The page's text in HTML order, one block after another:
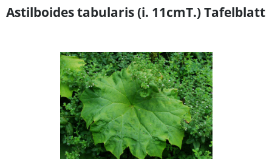
Astilboides tabularis (i. 11cmT.) Tafelblatt